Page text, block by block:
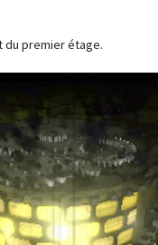
du premier étage.